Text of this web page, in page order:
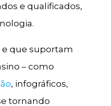
e qualificados,
e que suportam
– como
, infográficos,
tornando